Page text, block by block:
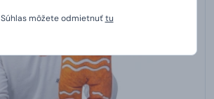
Súhlas môžete odmietnuťtu